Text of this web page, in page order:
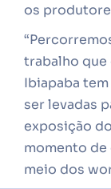
os
trabalho que
Ibiapaba
ser levadas
exposição
momento
meio dos